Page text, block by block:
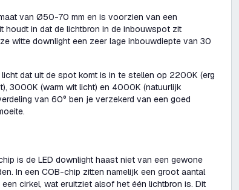
van Ø50-70 mm en is voorzien van een
houdt in dat de lichtbron in de inbouwspot zit
witte downlight een zeer lage inbouwdiepte van 30
dat uit de spot komt is in te stellen op 2200K (erg
3000K (warm wit licht) en 4000K (natuurlijk
van 60° ben je verzekerd van een goed
is de LED downlight haast niet van een gewone
In een COB-chip zitten namelijk een groot aantal
cirkel, wat eruitziet alsof het één lichtbron is. Dit